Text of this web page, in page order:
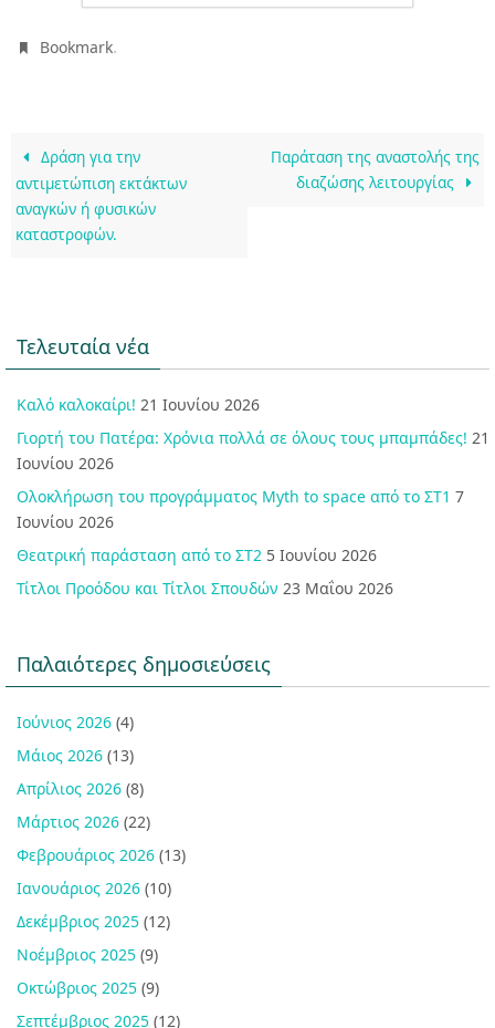
Bookmark.
Δράση για την
αντιμετώπιση εκτάκτων
αναγκών ή φυσικών
καταστροφών.
Παράταση της αναστολής της
διαζώσης λειτουργίας
Τελευταία νέα
Καλό καλοκαίρι! 21 Ιουνίου 2026
Γιορτή του Πατέρα: Χρόνια πολλά σε όλους τους μπαμπάδες! 21
Ιουνίου 2026
Ολοκλήρωση του προγράμματος Myth to space από το ΣΤ1 7
Ιουνίου 2026
Θεατρική παράσταση από το ΣΤ2 5 Ιουνίου 2026
Τίτλοι Προόδου και Τίτλοι Σπουδών 23 Μαΐου 2026
Παλαιότερες δημοσιεύσεις
Ιούνιος 2026 (4)
Μάιος 2026 (13)
Απρίλιος 2026 (8)
Μάρτιος 2026 (22)
Φεβρουάριος 2026 (13)
Ιανουάριος 2026 (10)
Δεκέμβριος 2025 (12)
Νοέμβριος 2025 (9)
Οκτώβριος 2025 (9)
Σεπτέμβριος 2025 (12)